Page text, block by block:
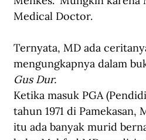
Medical Doctor.
Ternyata, MD ada
mengungkapnya dalam
Gus Dur.
Ketika masuk PGA
tahun 1971 di Pamekasan,
itu ada banyak murid